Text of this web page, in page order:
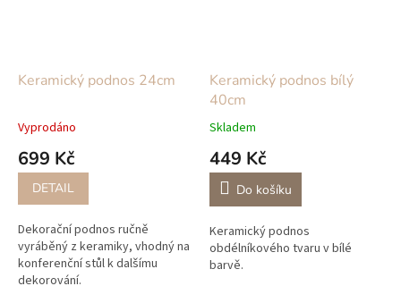
Keramický podnos 24cm
Vyprodáno
699 Kč
DETAIL
Dekorační podnos ručně
vyráběný z keramiky, vhodný na
konferenční stůl k dalšímu
dekorování.
Keramický podnos bílý
40cm
Skladem
449 Kč
Do košíku
Keramický podnos
obdélníkového tvaru v bílé
barvě.